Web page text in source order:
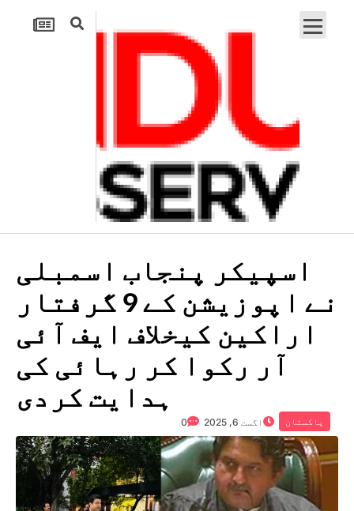
اسپیکر پنجاب اسمبلی
نے اپوزیشن کے 9 گرفتار
اراکین کیخلاف ایف آئی
آر رکوا کر رہائی کی
ہدایت کردی
پاکستان اگست 6, 2025 0